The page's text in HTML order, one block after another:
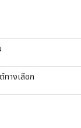
ทางเลือก